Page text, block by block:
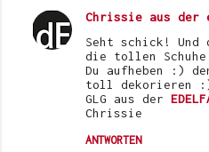
Chrissie aus der
Seht schick! Und
die tollen
Du aufheben :)
toll dekorieren
GLG aus der
Chrissie
ANTWORTEN